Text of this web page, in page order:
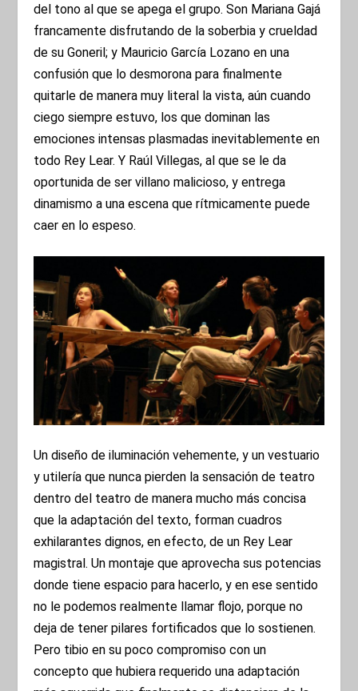
del tono al que se apega el grupo. Son Mariana Gajá
francamente disfrutando de la soberbia y crueldad
de su Goneril; y Mauricio García Lozano en una
confusión que lo desmorona para finalmente
quitarle de manera muy literal la vista, aún cuando
ciego siempre estuvo, los que dominan las
emociones intensas plasmadas inevitablemente en
todo Rey Lear. Y Raúl Villegas, al que se le da
oportunida de ser villano malicioso, y entrega
dinamismo a una escena que rítmicamente puede
caer en lo espeso.
Un diseño de iluminación vehemente, y un vestuario
y utilería que nunca pierden la sensación de teatro
dentro del teatro de manera mucho más concisa
que la adaptación del texto, forman cuadros
exhilarantes dignos, en efecto, de un Rey Lear
magistral. Un montaje que aprovecha sus potencias
donde tiene espacio para hacerlo, y en ese sentido
no le podemos realmente llamar flojo, porque no
deja de tener pilares fortificados que lo sostienen.
Pero tibio en su poco compromiso con un
concepto que hubiera requerido una adaptación